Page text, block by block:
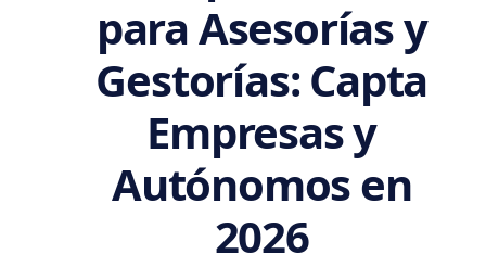
para Asesorías y
Gestorías: Capta
Empresas y
Autónomos en
2026